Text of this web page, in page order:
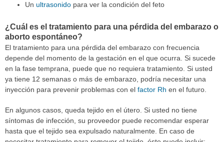
Un ultrasonidopara ver la condición del feto
¿Cuál es el tratamiento para una pérdida del embarazo o
aborto espontáneo?
El tratamiento para una pérdida del embarazo con frecuencia
depende del momento de la gestación en el que ocurra. Si sucede
en la fase temprana, puede que no requiera tratamiento. Si usted
ya tiene 12 semanas o más de embarazo, podría necesitar una
inyección para prevenir problemas con el factor Rh en el futuro.
En algunos casos, queda tejido en el útero. Si usted no tiene
síntomas de infección, su proveedor puede recomendar esperar
hasta que el tejido sea expulsado naturalmente. En caso de